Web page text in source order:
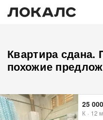
Квартира сдана.
похожие
25 000
К 12 м